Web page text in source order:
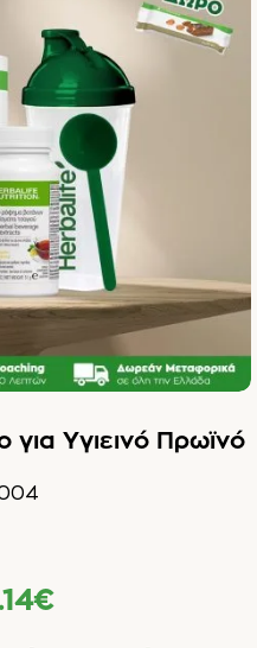
Υγιεινό Πρωϊνό
€